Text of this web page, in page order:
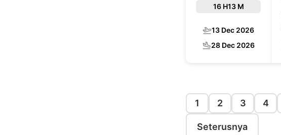
16 H13 M
13 Dec 2026
28 Dec 2026
1 2 3 4
Seterusnya